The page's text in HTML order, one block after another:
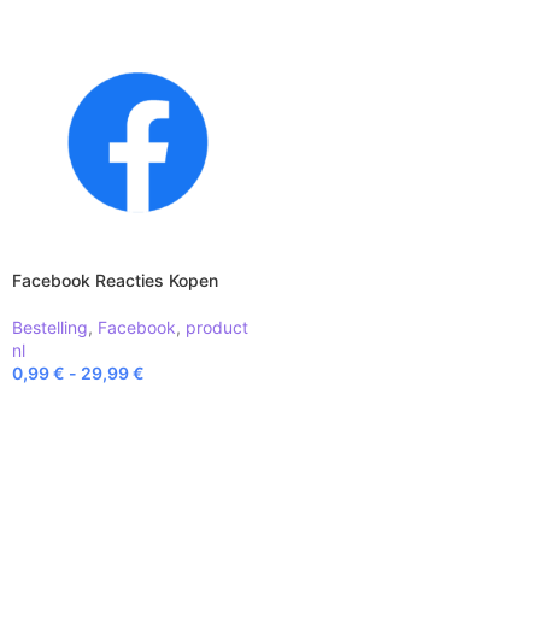
Facebook Reacties Kopen
Bestelling, Facebook, product
nl
0,99€ - 29,99€